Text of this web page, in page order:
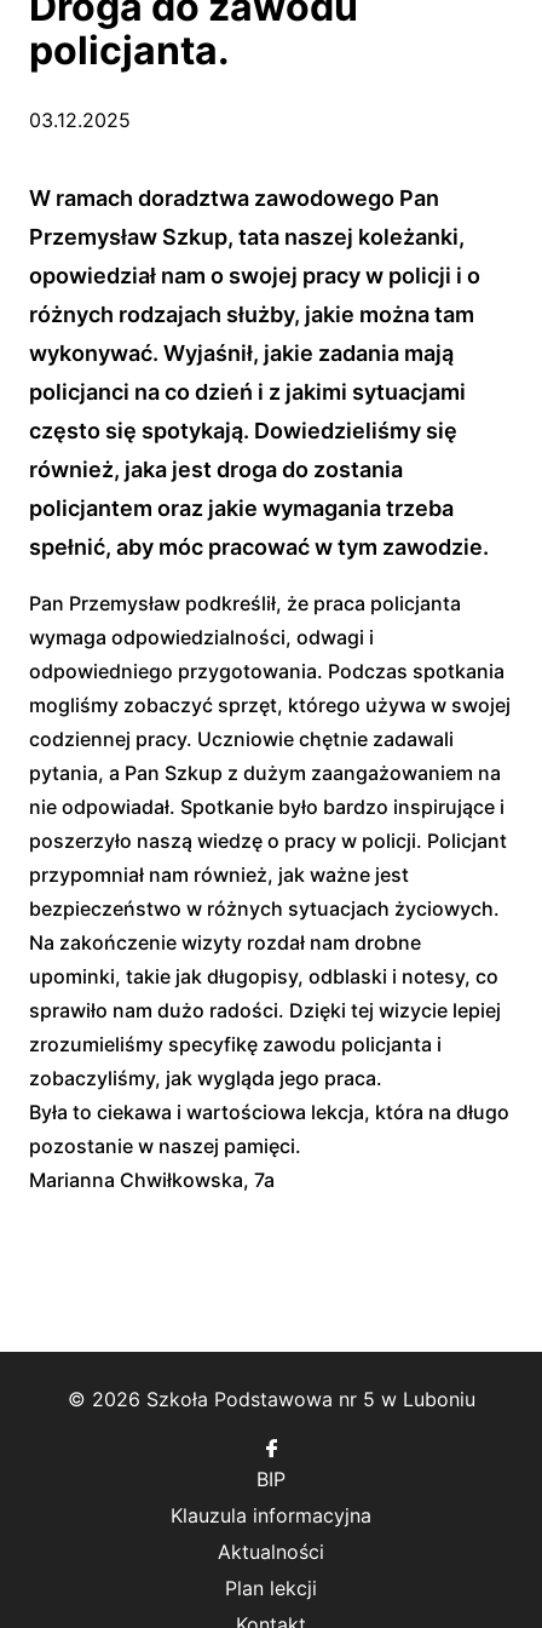
policjanta.
03.12.2025
W ramach doradztwa zawodowego Pan
Przemysław Szkup, tata naszej koleżanki,
opowiedział nam o swojej pracy w policji i o
różnych rodzajach służby, jakie można tam
wykonywać. Wyjaśnił, jakie zadania mają
policjanci na co dzień i z jakimi sytuacjami
często się spotykają. Dowiedzieliśmy się
również, jaka jest droga do zostania
policjantem oraz jakie wymagania trzeba
spełnić, aby móc pracować w tym zawodzie.
Pan Przemysław podkreślił, że praca policjanta
wymaga odpowiedzialności, odwagi i
odpowiedniego przygotowania. Podczas spotkania
mogliśmy zobaczyć sprzęt, którego używa w swojej
codziennej pracy. Uczniowie chętnie zadawali
pytania, a Pan Szkup z dużym zaangażowaniem na
nie odpowiadał. Spotkanie było bardzo inspirujące i
poszerzyło naszą wiedzę o pracy w policji. Policjant
przypomniał nam również, jak ważne jest
bezpieczeństwo w różnych sytuacjach życiowych.
Na zakończenie wizyty rozdał nam drobne
upominki, takie jak długopisy, odblaski i notesy, co
sprawiło nam dużo radości. Dzięki tej wizycie lepiej
zrozumieliśmy specyfikę zawodu policjanta i
zobaczyliśmy, jak wygląda jego praca.
Była to ciekawa i wartościowa lekcja, która na długo
pozostanie w naszej pamięci.
Marianna Chwiłkowska, 7a
© 2026 Szkoła Podstawowa nr 5 w Luboniu
Follow
us
on
Facebook
BIP
Klauzula informacyjna
Aktualności
Plan lekcji